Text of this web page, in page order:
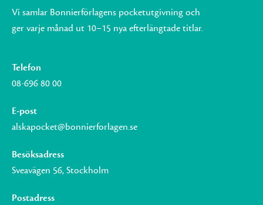
Vi samlar Bonnierförlagens pocketutgivning och
ger varje månad ut 10–15 nya efterlängtade titlar.
Telefon
08-696 80 00
E-post
alskapocket@bonnierforlagen.se
Besöksadress
Sveavägen 56, Stockholm
Postadress